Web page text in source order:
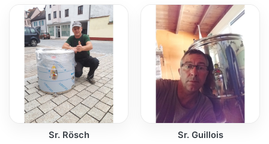
Sr. Rösch Sr. Guillois